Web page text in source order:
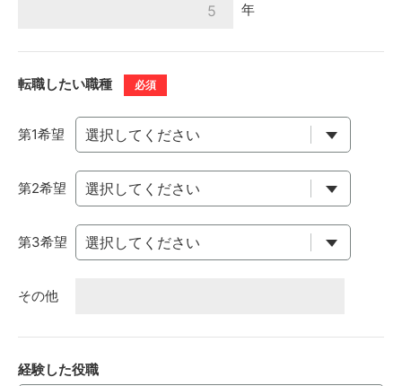
年
転職したい職種 必須
第1希望
第2希望
第3希望
その他
経験した役職